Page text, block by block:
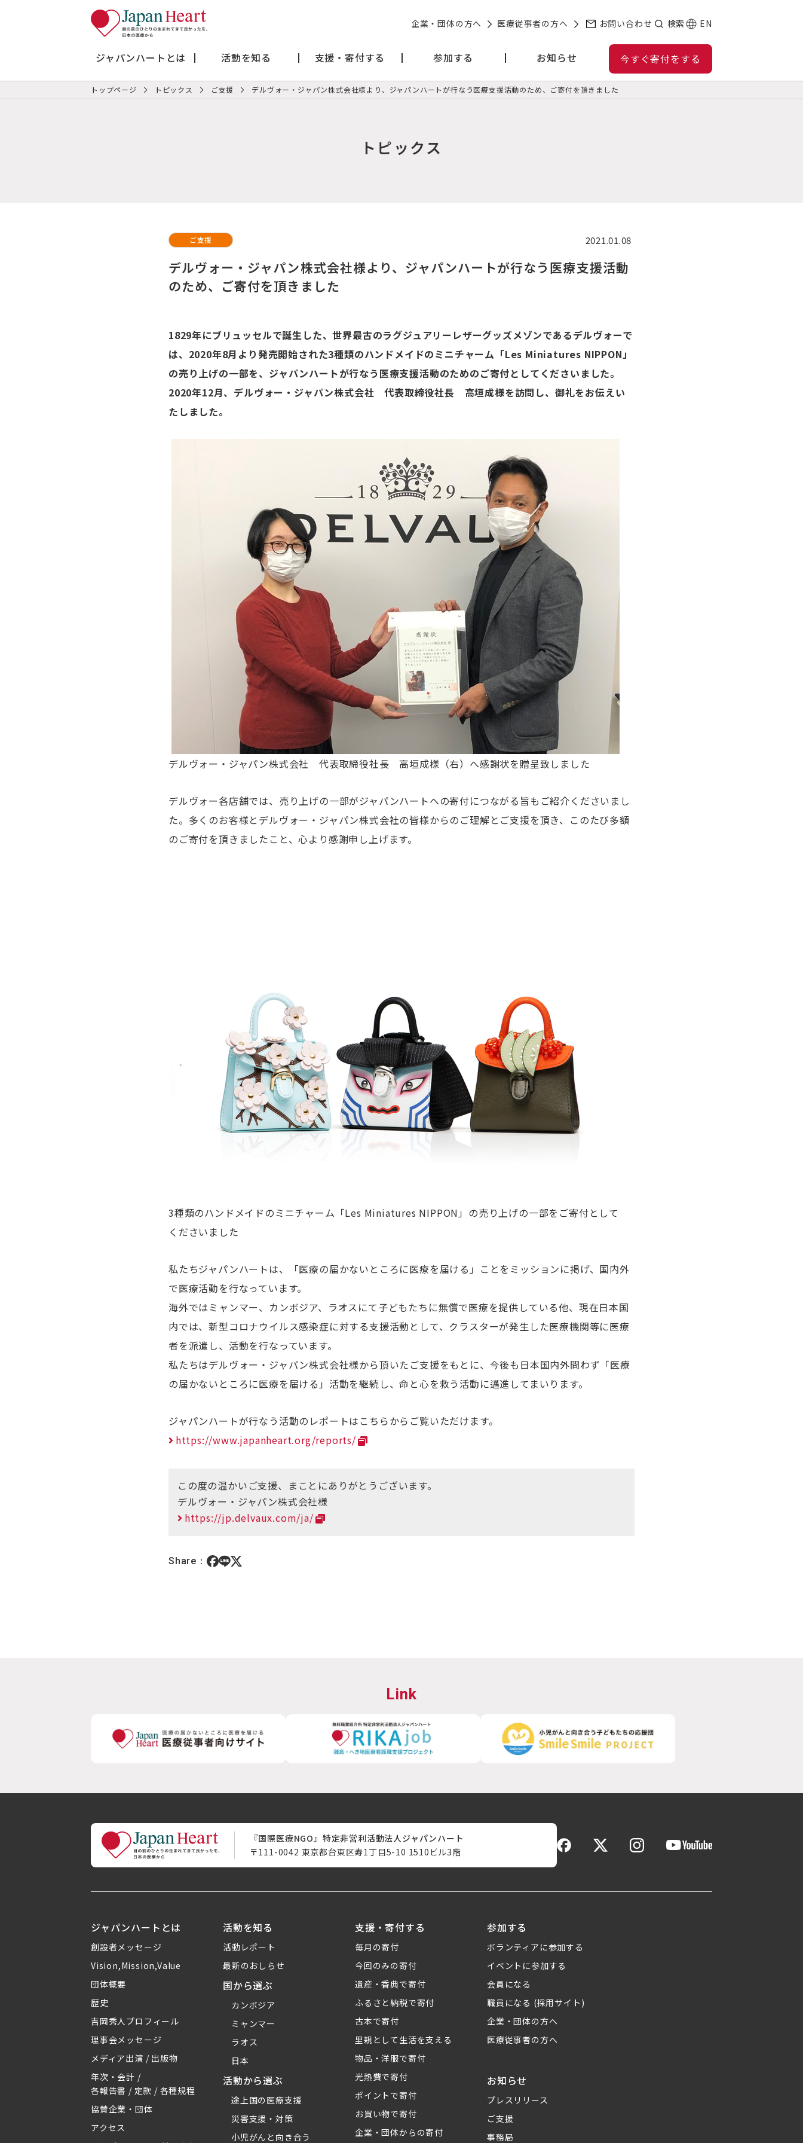
企業・団体の方へ 医療従事者の方へ お問い合わせ 検索 EN
ジャパンハートとは 活動を知る 支援・寄付する 参加する お知らせ 今すぐ寄付をする
トップページ トピックス ご支援 デルヴォー・ジャパン株式会社様より、ジャパンハートが行なう医療支援活動のため、ご寄付を頂きました
トピックス
ご支援 2021.01.08
デルヴォー・ジャパン株式会社様より、ジャパンハートが行なう医療支援活動
のため、ご寄付を頂きました
1829年にブリュッセルで誕生した、世界最古のラグジュアリーレザーグッズメゾンであるデルヴォーで
は、2020年8月より発売開始された3種類のハンドメイドのミニチャーム「Les Miniatures NIPPON」
の売り上げの一部を、ジャパンハートが行なう医療支援活動のためのご寄付としてくださいました。
2020年12月、デルヴォー・ジャパン株式会社 代表取締役社長 高垣成様を訪問し、御礼をお伝えい
たしました。
デルヴォー・ジャパン株式会社 代表取締役社長 高垣成様（右）へ感謝状を贈呈致しました
デルヴォー各店舗では、売り上げの一部がジャパンハートへの寄付につながる旨もご紹介くださいまし
た。多くのお客様とデルヴォー・ジャパン株式会社の皆様からのご理解とご支援を頂き、このたび多額
のご寄付を頂きましたこと、心より感謝申し上げます。
3種類のハンドメイドのミニチャーム「Les Miniatures NIPPON」の売り上げの一部をご寄付として
くださいました
私たちジャパンハートは、「医療の届かないところに医療を届ける」ことをミッションに掲げ、国内外
で医療活動を行なっています。
海外ではミャンマー、カンボジア、ラオスにて子どもたちに無償で医療を提供している他、現在日本国
内では、新型コロナウイルス感染症に対する支援活動として、クラスターが発生した医療機関等に医療
者を派遣し、活動を行なっています。
私たちはデルヴォー・ジャパン株式会社様から頂いたご支援をもとに、今後も日本国内外問わず「医療
の届かないところに医療を届ける」活動を継続し、命と心を救う活動に邁進してまいります。
ジャパンハートが行なう活動のレポートはこちらからご覧いただけます。
https://www.japanheart.org/reports/
この度の温かいご支援、まことにありがとうございます。
デルヴォー・ジャパン株式会社様
https://jp.delvaux.com/ja/
Share：
Link
『国際医療NGO』特定非営利活動法人ジャパンハート
〒111-0042 東京都台東区寿1丁目5-10 1510ビル3階
ジャパンハートとは
創設者メッセージ
Vision,Mission,Value
団体概要
歴史
吉岡秀人プロフィール
理事会メッセージ
メディア出演 / 出版物
年次・会計 /
各報告書 / 定款 / 各種規程
協賛企業・団体
アクセス
活動を知る
活動レポート
最新のおしらせ
国から選ぶ
カンボジア
ミャンマー
ラオス
日本
活動から選ぶ
途上国の医療支援
災害支援・対策
小児がんと向き合う
支援・寄付する
毎月の寄付
今回のみの寄付
遺産・香典で寄付
ふるさと納税で寄付
古本で寄付
里親として生活を支える
物品・洋服で寄付
光熱費で寄付
ポイントで寄付
お買い物で寄付
企業・団体からの寄付
参加する
ボランティアに参加する
イベントに参加する
会員になる
職員になる (採用サイト)
企業・団体の方へ
医療従事者の方へ
お知らせ
プレスリリース
ご支援
事務局